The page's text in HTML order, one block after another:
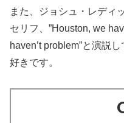
また、ジョシュ・レディ
セリフ、”Houston, we
haven’t problem”と演説
好きです。